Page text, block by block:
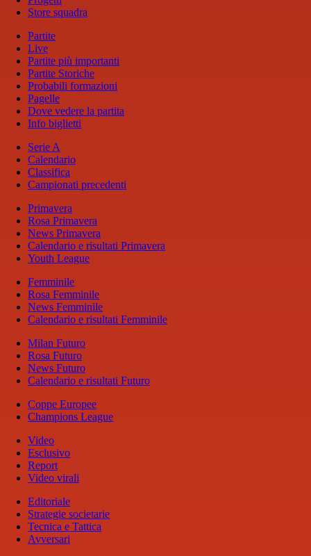
Store squadra
Partite
Live
Partite più importanti
Partite Storiche
Probabili formazioni
Pagelle
Dove vedere la partita
Info biglietti
Serie A
Calendario
Classifica
Campionati precedenti
Primavera
Rosa Primavera
News Primavera
Calendario e risultati Primavera
Youth League
Femminile
Rosa Femminile
News Femminile
Calendario e risultati Femminile
Milan Futuro
Rosa Futuro
News Futuro
Calendario e risultati Futuro
Coppe Europee
Champions League
Video
Esclusivo
Report
Video virali
Editoriale
Strategie societarie
Tecnica e Tattica
Avversari